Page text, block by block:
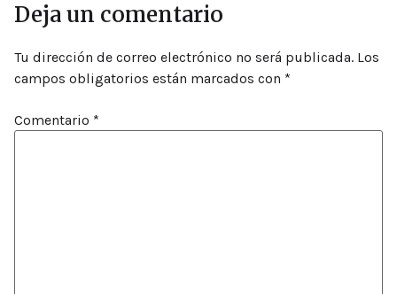
Deja un comentario
Tu dirección de correo electrónico no será publicada. Los
campos obligatorios están marcados con *
Comentario *